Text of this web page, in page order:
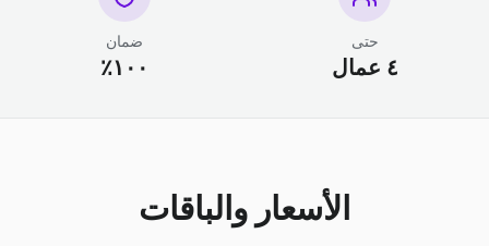
حتى
٤ عمال
ضمان
١٠٠٪
الأسعار والباقات